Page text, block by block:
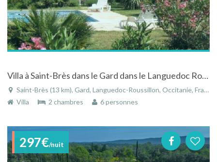
Villa à Saint-Brès dans le Gard dans le Languedoc Roussillon avec piscine
Saint-Brès (13 km), Gard, Languedoc-Roussillon, Occitanie, France
Villa
2 chambres 6 personnes
297€/nuit